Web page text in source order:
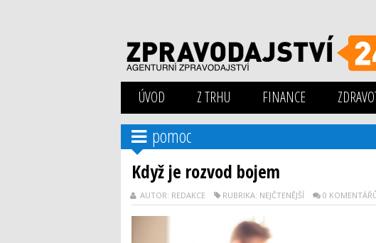
ÚVOD Z TRHU FINANCE
pomoc
Když je rozvod bojem
AUTOR: REDAKCE RUBRIKA: NEJČTENĚJŠÍ 0